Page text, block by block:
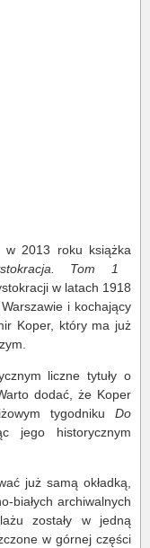
w 2013 roku książka
Tom 1
w latach 1918
i kochający
Koper, który ma już
liczne tytuły o
dodać, że Koper
tygodniku Do
historycznym
już samą okładką,
białych archiwalnych
zostały w jedną
w górnej części